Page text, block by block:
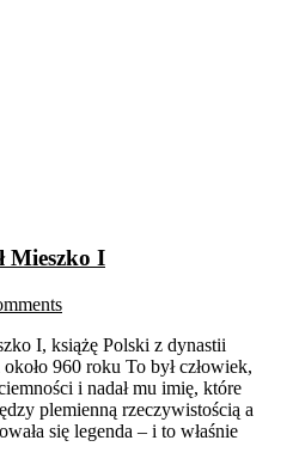
Mieszko I
I, książę Polski z dynastii
960 roku To był człowiek,
i nadał mu imię, które
plemienną rzeczywistością a
się legenda – i to właśnie